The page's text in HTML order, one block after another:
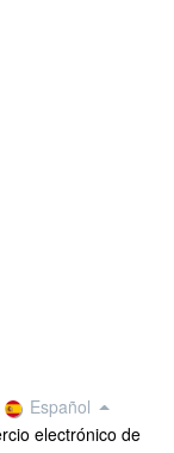
Español
electrónico de